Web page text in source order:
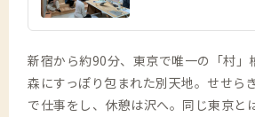
新宿から約90分、東京で唯一の「村」
森にすっぽり包まれた別天地。せせら
で仕事をし、休憩は沢へ。同じ東京と